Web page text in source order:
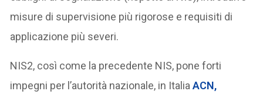
misure di supervisione più rigorose e requisiti di
applicazione più severi.
NIS2, così come la precedente NIS, pone forti
impegni per l’autorità nazionale, in ItaliaACN,